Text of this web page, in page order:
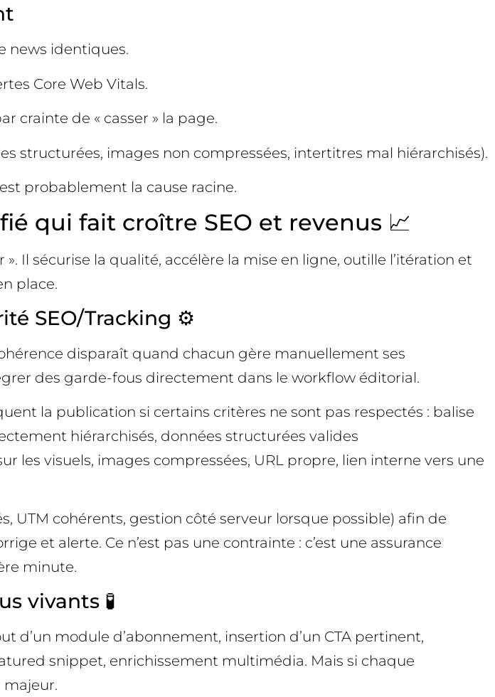
news identiques.
Core Web Vitals.
crainte de « casser » la page.
structurées, images non compressées, intertitres mal hiérarchisés).
probablement la cause racine.
qui fait croître SEO et revenus 📈
Il sécurise la qualité, accélère la mise en ligne, outille l’itération et
place.
SEO/Tracking ⚙️
disparaît quand chacun gère manuellement ses
des garde-fous directement dans le workflow éditorial.
la publication si certains critères ne sont pas respectés : balise
hiérarchisés, données structurées valides
les visuels, images compressées, URL propre, lien interne vers une
UTM cohérents, gestion côté serveur lorsque possible) afin de
et alerte. Ce n’est pas une contrainte : c’est une assurance
minute.
vivants 🧪
d’un module d’abonnement, insertion d’un CTA pertinent,
snippet, enrichissement multimédia. Mais si chaque
majeur.